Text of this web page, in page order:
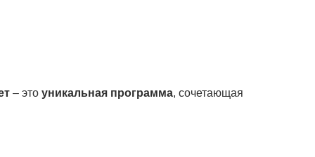
– это уникальная программа, сочетающая